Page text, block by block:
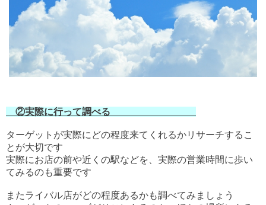
②実際に行って調べる
ターゲットが実際にどの程度来てくれるかリサーチするこ
とが大切です
実際にお店の前や近くの駅などを、実際の営業時間に歩い
てみるのも重要です
またライバル店がどの程度あるかも調べてみましょう